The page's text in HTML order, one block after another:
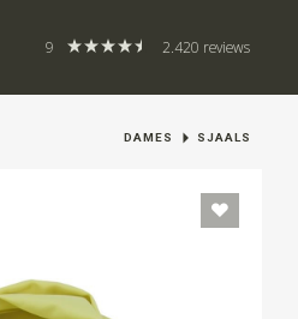
9 2.420 reviews
DAMES SJAALS